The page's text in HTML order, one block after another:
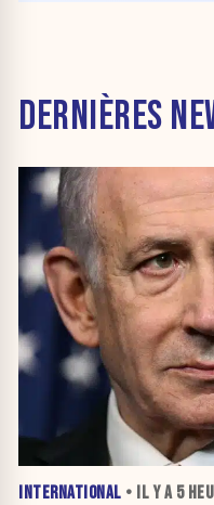
DERNIÈRES
INTERNATIONAL • IL Y A 5